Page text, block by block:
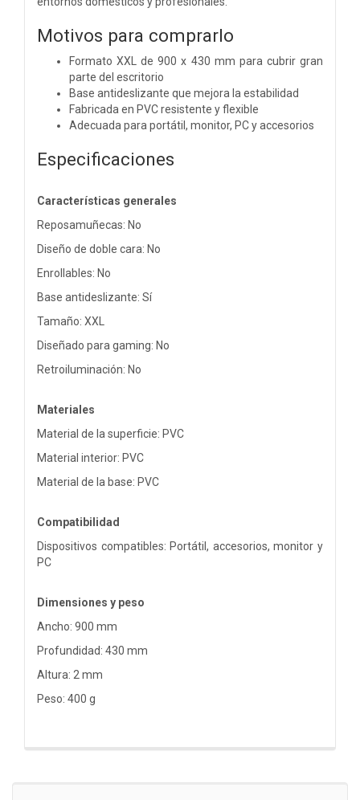
Motivos para comprarlo
Formato XXL de 900 x 430 mm para cubrir gran
parte del escritorio
Base antideslizante que mejora la estabilidad
Fabricada en PVC resistente y flexible
Adecuada para portátil, monitor, PC y accesorios
Especificaciones
Características generales
Reposamuñecas: No
Diseño de doble cara: No
Enrollables: No
Base antideslizante: Sí
Tamaño: XXL
Diseñado para gaming: No
Retroiluminación: No
Materiales
Material de la superficie: PVC
Material interior: PVC
Material de la base: PVC
Compatibilidad
Dispositivos compatibles: Portátil, accesorios, monitor y
PC
Dimensiones y peso
Ancho: 900 mm
Profundidad: 430 mm
Altura: 2 mm
Peso: 400 g